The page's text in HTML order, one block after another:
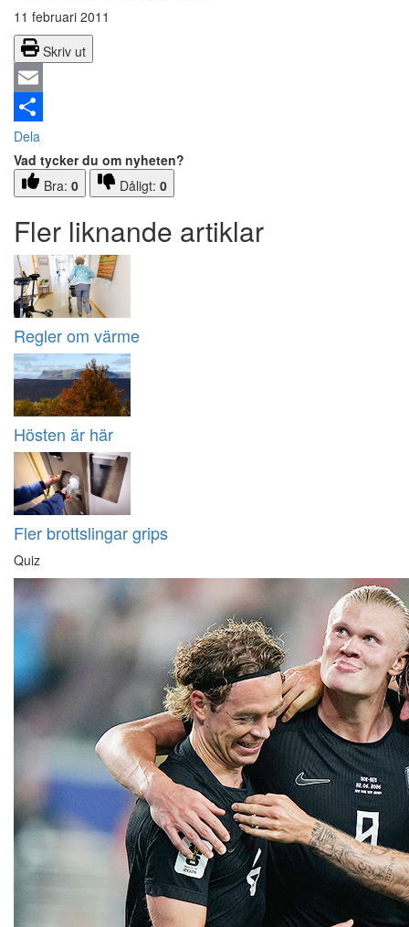
11 februari 2011
Skriv ut
Email
Dela
Vad tycker du om nyheten?
Bra: 0 Dåligt: 0
Fler liknande artiklar
Regler om värme
Hösten är här
Fler brottslingar grips
Quiz